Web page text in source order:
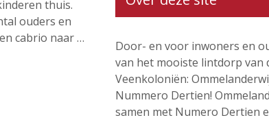
thuis.
ouders en
cabrio naar …
Door- en voor inwoners en
van het mooiste lintdorp van
Veenkoloniën:
Nummero Dertien!
samen met Numero Dertien